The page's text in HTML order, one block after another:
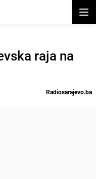
raja na
Radiosarajevo.ba